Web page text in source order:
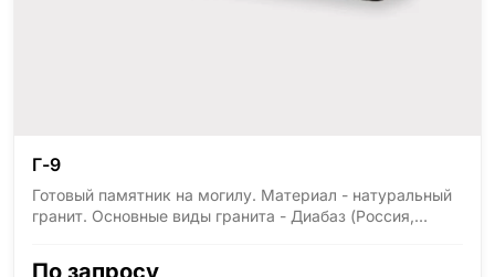
Г-9
Готовый памятник на могилу. Материал - натуральный
гранит. Основные виды гранита - Диабаз (Россия,
По запросу